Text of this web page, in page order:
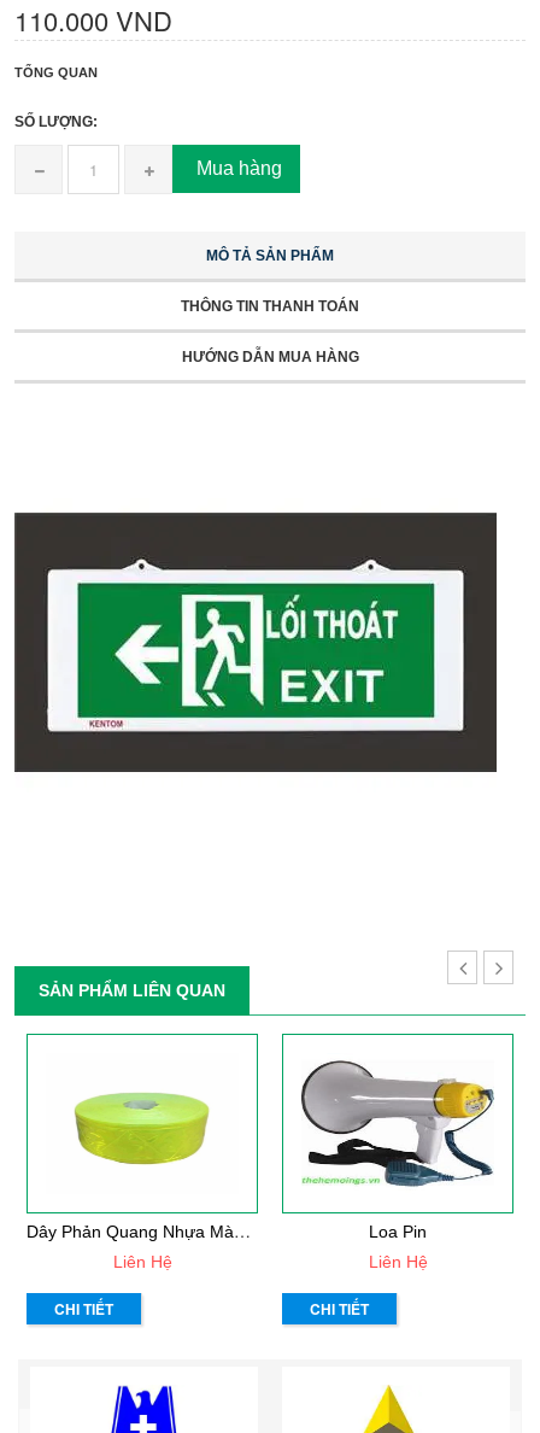
110.000 VND
TỔNG QUAN
SỐ LƯỢNG:
Mua hàng
MÔ TẢ SẢN PHẨM
THÔNG TIN THANH TOÁN
HƯỚNG DẪN MUA HÀNG
SẢN PHẨM LIÊN QUAN
D
Ây Phản Quang Nhựa Màu Vàng Chanh L=2,5
Liên Hệ
CHI TIẾT
Loa Pin
Liên Hệ
CHI TIẾT